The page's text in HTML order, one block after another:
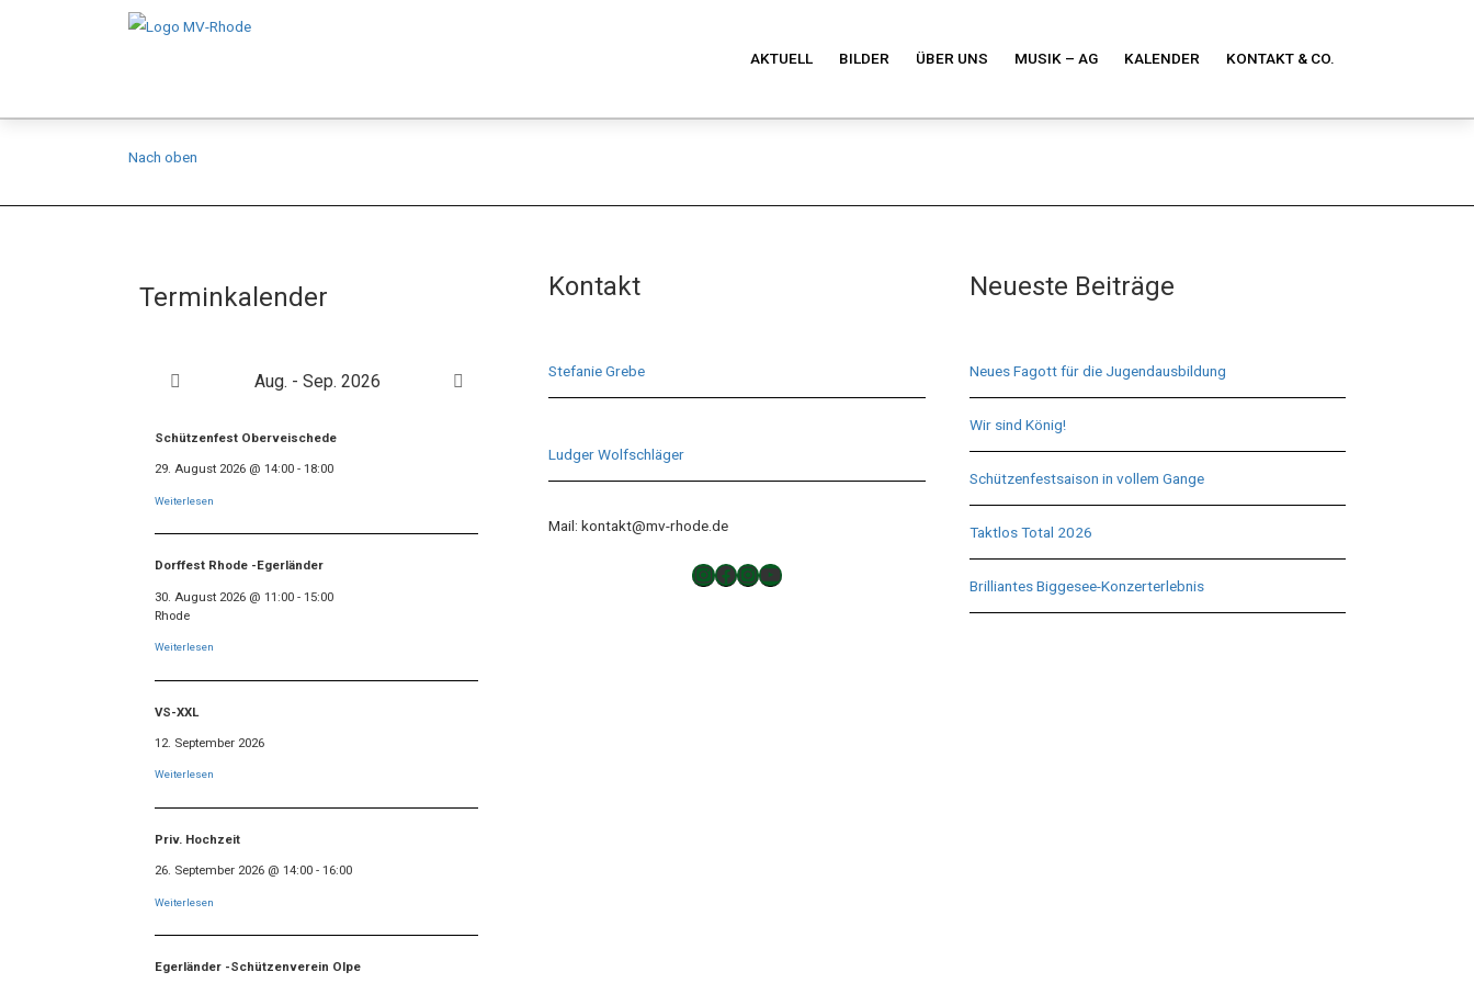
AKTUELL BILDER ÜBER UNS MUSIK – AG KALENDER KONTAKT & CO.
Nach oben
Terminkalender
Aug. - Sep. 2026
Schützenfest Oberveischede
29. August 2026 @ 14:00 - 18:00
Weiterlesen
Dorffest Rhode -Egerländer
30. August 2026 @ 11:00 - 15:00
Rhode
Weiterlesen
VS-XXL
12. September 2026
Weiterlesen
Priv. Hochzeit
26. September 2026 @ 14:00 - 16:00
Weiterlesen
Egerländer -Schützenverein Olpe
Kontakt
Stefanie Grebe
Ludger Wolfschläger
Mail: kontakt@mv-rhode.de
TAKTLOS
Musikverein Rhode
Musikverein Rhode
YouTube
Neueste Beiträge
Neues Fagott für die Jugendausbildung
Wir sind König!
Schützenfestsaison in vollem Gange
Taktlos Total 2026
Brilliantes Biggesee-Konzerterlebnis